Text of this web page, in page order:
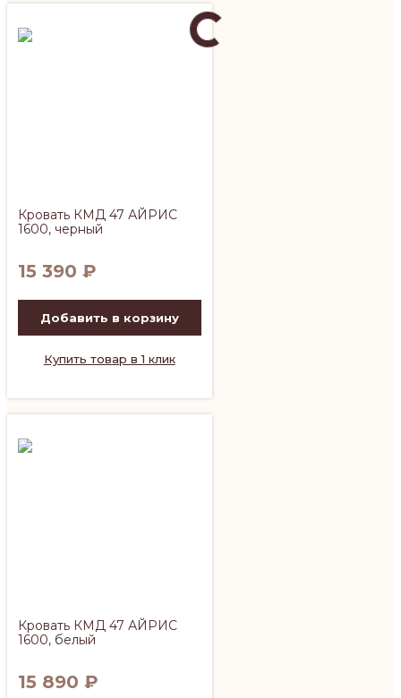
Кровать КМД 47 АЙРИС
1600, черный
15 390 ₽
Добавить в корзину
Купить товар в 1 клик
Кровать КМД 47 АЙРИС
1600, белый
15 890 ₽